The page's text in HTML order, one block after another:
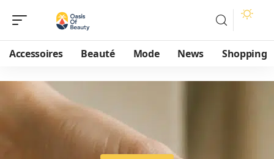
Accessoires Beauté Mode News Shopping